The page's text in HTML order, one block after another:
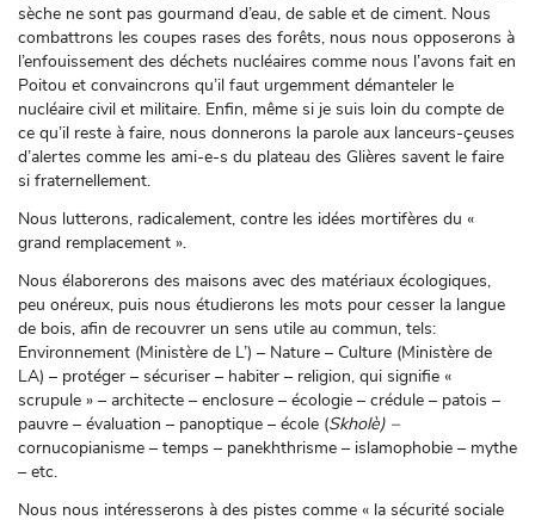
sèche ne sont pas gourmand d’eau, de sable et de ciment. Nous
combattrons les coupes rases des forêts, nous nous opposerons à
l’enfouissement des déchets nucléaires comme nous l’avons fait en
Poitou et convaincrons qu’il faut urgemment démanteler le
nucléaire civil et militaire. Enfin, même si je suis loin du compte de
ce qu’il reste à faire, nous donnerons la parole aux lanceurs-çeuses
d’alertes comme les ami-e-s du plateau des Glières savent le faire
si fraternellement.
Nous lutterons, radicalement, contre les idées mortifères du «
grand remplacement ».
Nous élaborerons des maisons avec des matériaux écologiques,
peu onéreux, puis nous étudierons les mots pour cesser la langue
de bois, afin de recouvrer un sens utile au commun, tels:
Environnement (Ministère de L’) – Nature – Culture (Ministère de
LA) – protéger – sécuriser – habiter – religion, qui signifie «
scrupule » – architecte – enclosure – écologie – crédule – patois –
pauvre – évaluation – panoptique – école (Skholè) –
cornucopianisme – temps – panekhthrisme – islamophobie – mythe
– etc.
Nous nous intéresserons à des pistes comme « la sécurité sociale